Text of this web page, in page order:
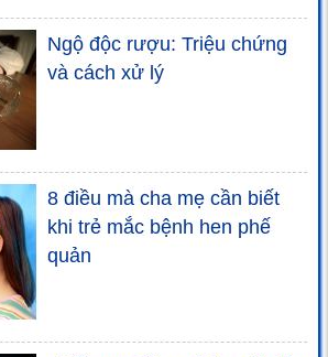
Ngộ độc rượu: Triệu chứng
và cách xử lý
8 điều mà cha mẹ cần biết
khi trẻ mắc bệnh hen phế
quản